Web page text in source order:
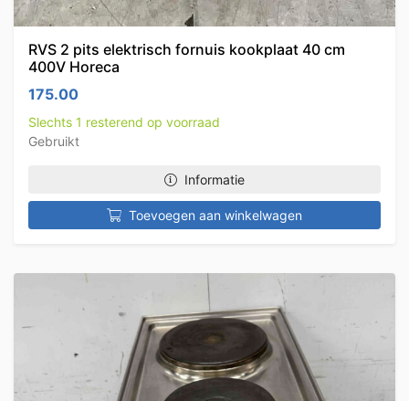
RVS 2 pits elektrisch fornuis kookplaat 40 cm
400V Horeca
175.00
Slechts 1 resterend op voorraad
Gebruikt
Informatie
Toevoegen aan winkelwagen